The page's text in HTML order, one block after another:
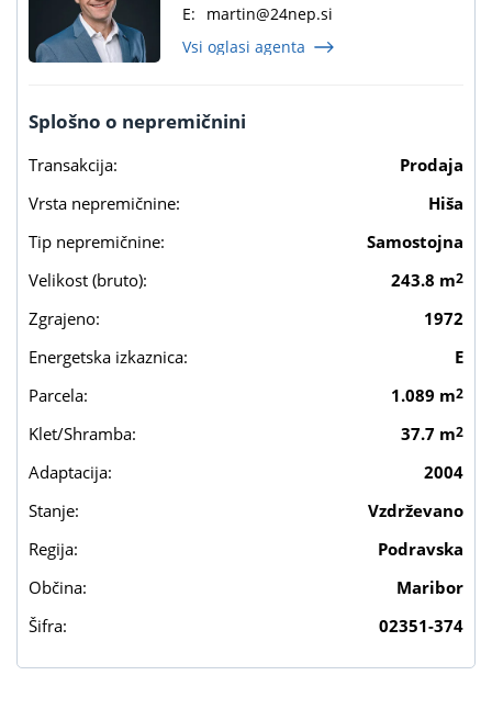
E:
martin@24nep.si
Vsi oglasi agenta
Splošno o nepremičnini
Transakcija:
Prodaja
Vrsta nepremičnine:
Hiša
Tip nepremičnine:
Samostojna
Velikost (bruto):
243.8 m2
Zgrajeno:
1972
Energetska izkaznica:
E
Parcela:
1.089 m2
Klet/Shramba: 37.7 m2
Adaptacija:
2004
Stanje:
Vzdrževano
Regija:
Podravska
Občina:
Maribor
Šifra:
02351-374